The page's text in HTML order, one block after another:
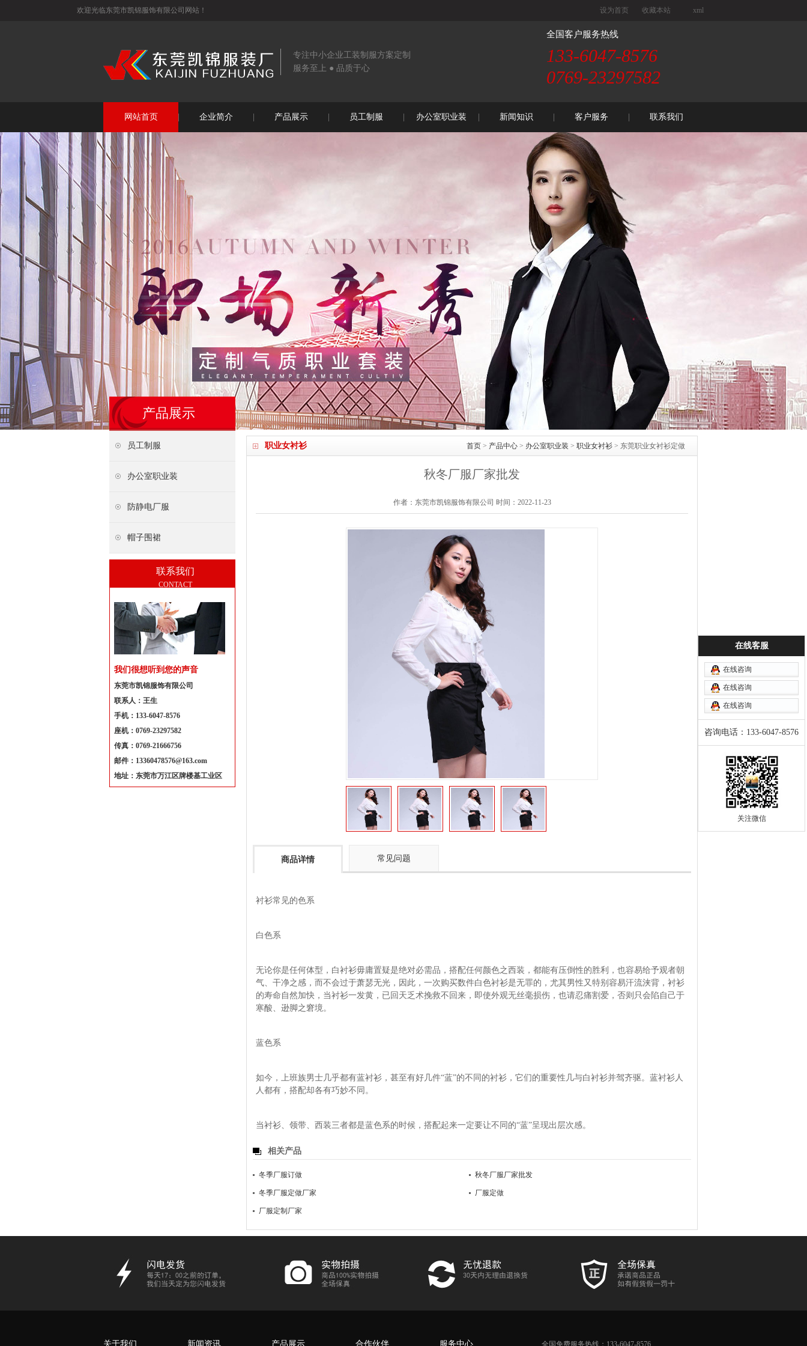
欢迎光临东莞市凯锦服饰有限公司网站！ 设为首页 收藏本站 xml
专注中小企业工装制服方案定制
服务至上 ● 品质于心
全国客户服务热线
133-6047-8576
0769-23297582
网站首页 企业简介 产品展示 员工制服 办公室职业装 新闻知识 客户服务 联系我们
职业女衬衫 首页 > 产品中心 > 办公室职业装 > 职业女衬衫 > 东莞职业女衬衫定做
秋冬厂服厂家批发
作者：东莞市凯锦服饰有限公司 时间：2022-11-23
商品详情 常见问题
衬衫常见的色系
白色系
无论你是任何体型，白衬衫毋庸置疑是绝对必需品，搭配任何颜色之西装，都能有压倒性的胜利，也容易给予观者朝
气、干净之感，而不会过于萧瑟无光，因此，一次购买数件白色衬衫是无罪的，尤其男性又特别容易汗流浃背，衬衫
的寿命自然加快，当衬衫一发黄，已回天乏术挽救不回来，即使外观无丝毫损伤，也请忍痛割爱，否则只会陷自己于
寒酸、逊脚之窘境。
蓝色系
如今，上班族男士几乎都有蓝衬衫，甚至有好几件“蓝”的不同的衬衫，它们的重要性几与白衬衫并驾齐驱。蓝衬衫人
人都有，搭配却各有巧妙不同。
当衬衫、领带、西装三者都是蓝色系的时候，搭配起来一定要让不同的“蓝”呈现出层次感。
相关产品
冬季厂服订做 秋冬厂服厂家批发
冬季厂服定做厂家 厂服定做
厂服定制厂家
产品展示
员工制服
办公室职业装
防静电厂服
帽子围裙
联系我们
CONTACT
我们很想听到您的声音
东莞市凯锦服饰有限公司
联系人：王生
手机：133-6047-8576
座机：0769-23297582
传真：0769-21666756
邮件：13360478576@163.com
地址：东莞市万江区牌楼基工业区
关于我们 新闻资讯 产品展示 合作伙伴 服务中心 全国免费服务热线：133-6047-8576
在线客服
在线咨询
在线咨询
在线咨询
咨询电话：133-6047-8576
关注微信